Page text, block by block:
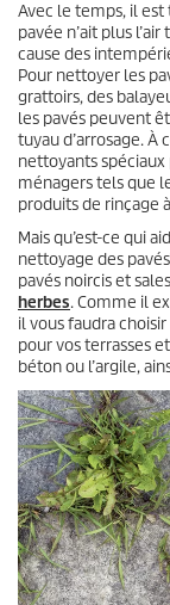
Avec le temps, il
pavée n’ait plus
cause des
Pour nettoyer les
grattoirs, des
les pavés peuvent
tuyau d’arrosage.
nettoyants
ménagers tels que
produits de rinçage
Mais qu’est-ce qui
nettoyage des
pavés noircis et
herbes. Comme il
il vous faudra
pour vos terrasses
béton ou l’argile,